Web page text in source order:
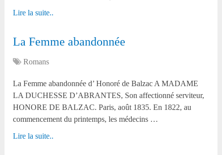
Lire la suite..
La Femme abandonnée
Romans
La Femme abandonnée d’ Honoré de Balzac A MADAME
LA DUCHESSE D’ABRANTES, Son affectionné serviteur,
HONORE DE BALZAC. Paris, août 1835. En 1822, au
commencement du printemps, les médecins …
Lire la suite..